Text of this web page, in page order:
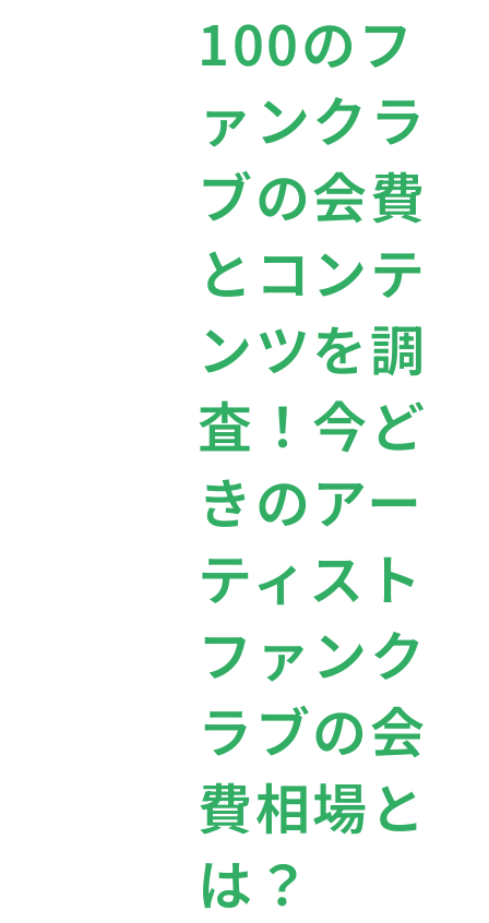
100のフ
ァンクラ
ブの会費
とコンテ
ンツを調
査！今ど
きのアー
ティスト
ファンク
ラブの会
費相場と
は？